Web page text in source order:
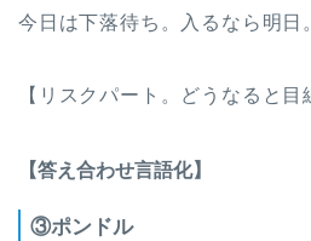
今日は下落待ち。入るなら明日
【リスクパート。どうなると目
【答え合わせ言語化】
③ポンドル